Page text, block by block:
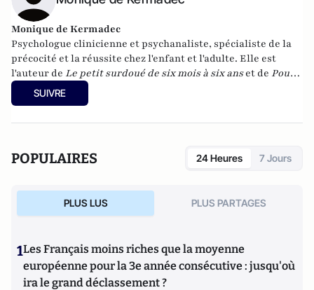
Monique de Kermadec
Psychologue clinicienne et psychanaliste, spécialiste de la
précocité et la réussite chez l'enfant et l'adulte. Elle est
l'auteur de Le petit surdoué de six mois à six anset de Pour
que mon enfant réussisse
SUIVRE
POPULAIRES 24 Heures 7 Jours
PLUS LUS PLUS PARTAGES
1Les Français moins riches que la moyenne
européenne pour la 3e année consécutive : jusqu'où
ira le grand déclassement ?